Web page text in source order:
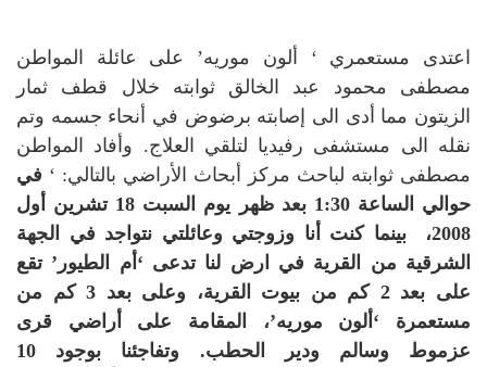
اعتدى مستعمري ‘ ألون موريه’ على عائلة المواطن
مصطفى محمود عبد الخالق ثوابته خلال قطف ثمار
الزيتون مما أدى الى إصابته برضوض في أنحاء جسمه وتم
نقله الى مستشفى رفيديا لتلقي العلاج. وأفاد المواطن
مصطفى ثوابته لباحث مركز أبحاث الأراضي بالتالي: ‘ في
حوالي الساعة 1:30 بعد ظهر يوم السبت 18 تشرين أول
2008، بينما كنت أنا وزوجتي وعائلتي نتواجد في الجهة
الشرقية من القرية في ارض لنا تدعى ‘أم الطيور’ تقع
على بعد 2 كم من بيوت القرية، وعلى بعد 3 كم من
مستعمرة ‘ألون موريه’، المقامة على أراضي قرى
عزموط وسالم ودير الحطب. وتفاجئنا بوجود 10